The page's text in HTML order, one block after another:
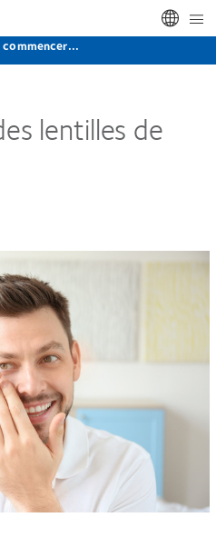
commencer...
lentilles de